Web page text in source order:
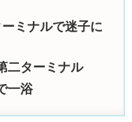
ミナルで迷子に
二ターミナル
一浴